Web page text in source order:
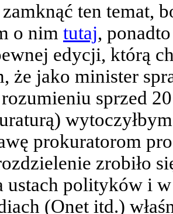
ten temat,
o nim tutaj,
edycji, którą
że jako minister
sprzed
prokuratorom
zrobiło
ustach polityków i
(Onet itd.)